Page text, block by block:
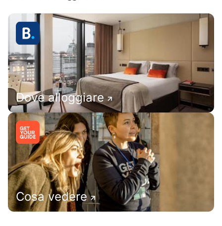
Dove alloggiare
Cosa vedere